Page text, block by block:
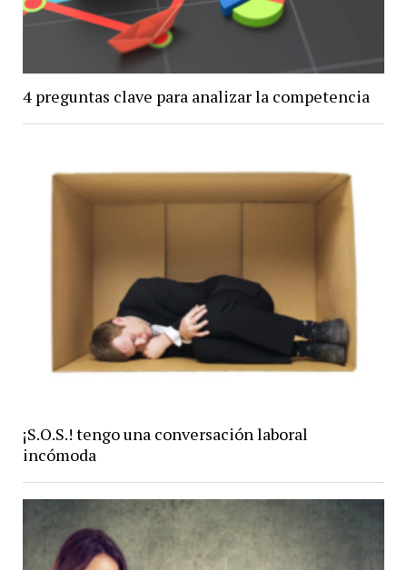
4 preguntas clave para analizar la competencia
¡S.O.S.! tengo una conversación laboral
incómoda